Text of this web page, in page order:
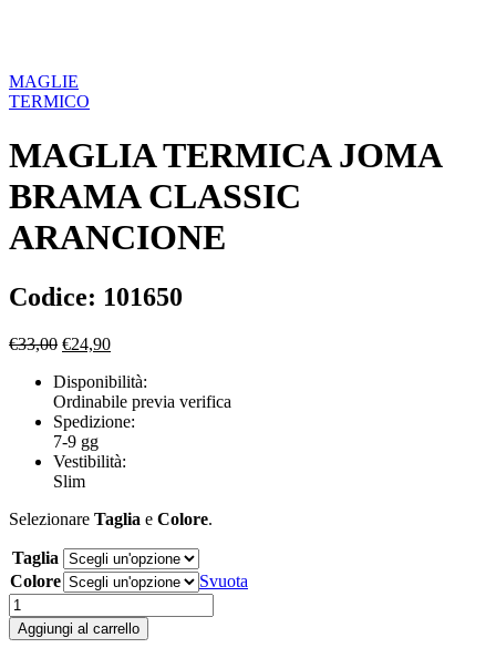
MAGLIE
TERMICO
MAGLIA TERMICA JOMA
BRAMA CLASSIC
ARANCIONE
Codice: 101650
€33,00 Il
originale
era:
€33,00.
€24,90Il
attuale
è:
€24,90.
Disponibilità:
Ordinabile previa verifica
Spedizione:
7-9 gg
Vestibilità:
Slim
Selezionare Taglia e Colore.
Taglia
Colore
Svuota
MAGLIA
TERMICA
JOMA
Aggiungi al carrello